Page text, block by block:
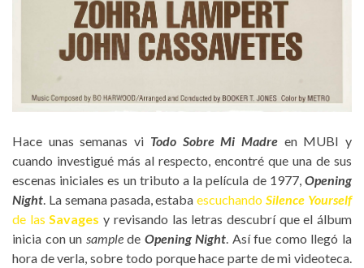
Hace unas semanas vi Todo Sobre Mi Madreen MUBI y
cuando investigué más al respecto, encontré que una de sus
escenas iniciales es un tributo a la película de 1977, Opening
Night . La semana pasada, estabaescuchandoSilence Yourself
de las Savages y revisando las letras descubrí que el álbum
inicia con un samplede Opening Night . Así fue como llegó la
hora de verla, sobre todo porque hace parte de mi videoteca.